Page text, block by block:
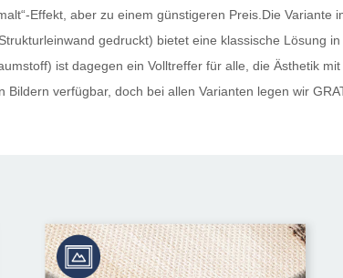
Effekt, aber zu einem günstigeren Preis.Die Variante
gedruckt) bietet eine klassische Lösung
ist dagegen ein Volltreffer für alle, die Ästhetik
verfügbar, doch bei allen Varianten legen wir